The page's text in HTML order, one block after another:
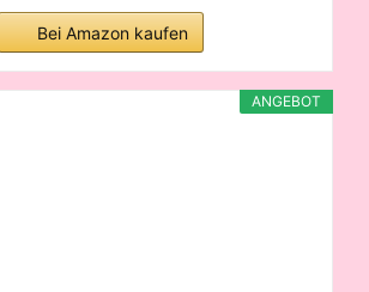
Bei Amazon kaufen
ANGEBOT